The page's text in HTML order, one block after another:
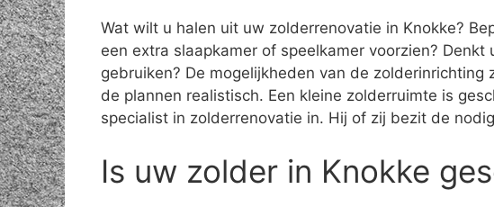
Wat wilt u halen uit uw zolderrenovatie in Knokke?
een extra slaapkamer of speelkamer voorzien?
gebruiken? De mogelijkheden van de
de plannen realistisch. Een kleine zolderruimte is
specialist in zolderrenovatie in. Hij of zij bezit de
Is uw zolder in Knokke